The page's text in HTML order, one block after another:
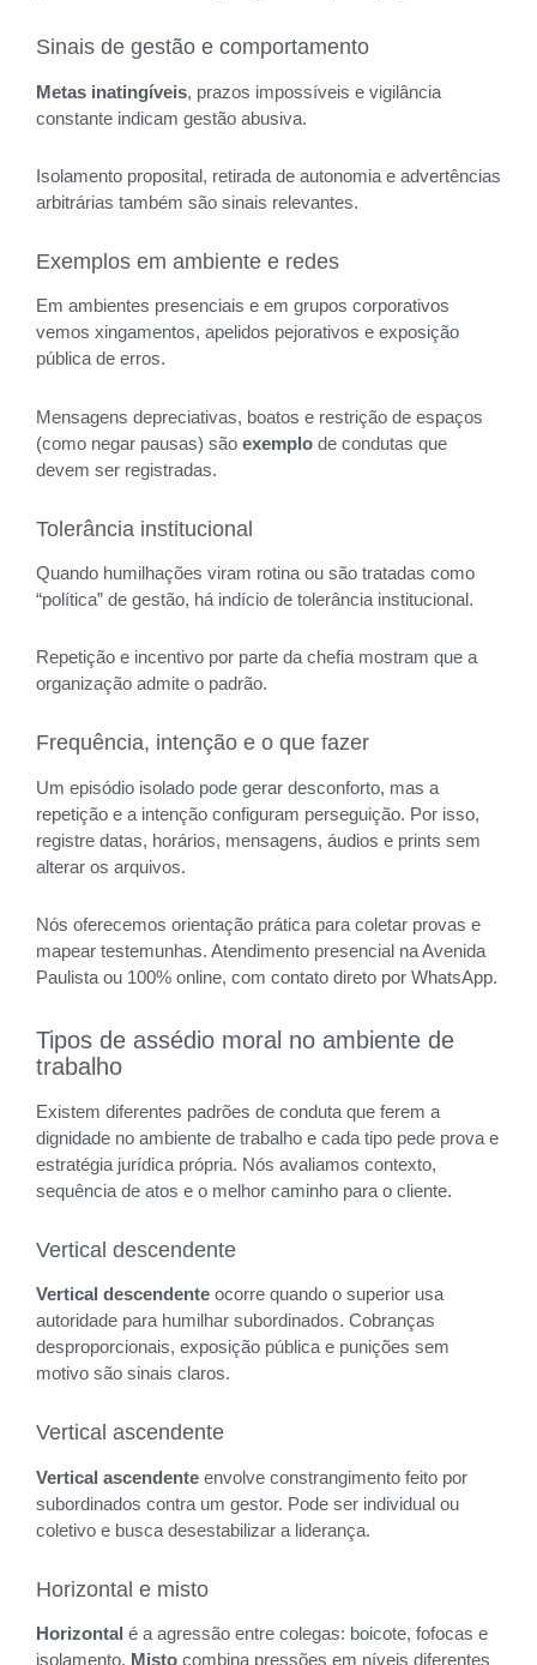
Sinais de gestão e comportamento
Metas inatingíveis, prazos impossíveis e vigilância
constante indicam gestão abusiva.
Isolamento proposital, retirada de autonomia e advertências
arbitrárias também são sinais relevantes.
Exemplos em ambiente e redes
Em ambientes presenciais e em grupos corporativos
vemos xingamentos, apelidos pejorativos e exposição
pública de erros.
Mensagens depreciativas, boatos e restrição de espaços
(como negar pausas) são exemplo de condutas que
devem ser registradas.
Tolerância institucional
Quando humilhações viram rotina ou são tratadas como
“política” de gestão, há indício de tolerância institucional.
Repetição e incentivo por parte da chefia mostram que a
organização admite o padrão.
Frequência, intenção e o que fazer
Um episódio isolado pode gerar desconforto, mas a
repetição e a intenção configuram perseguição. Por isso,
registre datas, horários, mensagens, áudios e prints sem
alterar os arquivos.
Nós oferecemos orientação prática para coletar provas e
mapear testemunhas. Atendimento presencial na Avenida
Paulista ou 100% online, com contato direto por WhatsApp.
Tipos de assédio moral no ambiente de
trabalho
Existem diferentes padrões de conduta que ferem a
dignidade no ambiente de trabalho e cada tipo pede prova e
estratégia jurídica própria. Nós avaliamos contexto,
sequência de atos e o melhor caminho para o cliente.
Vertical descendente
Vertical descendente ocorre quando o superior usa
autoridade para humilhar subordinados. Cobranças
desproporcionais, exposição pública e punições sem
motivo são sinais claros.
Vertical ascendente
Vertical ascendente envolve constrangimento feito por
subordinados contra um gestor. Pode ser individual ou
coletivo e busca desestabilizar a liderança.
Horizontal e misto
Horizontal é a agressão entre colegas: boicote, fofocas e
isolamento. Misto combina pressões em níveis diferentes